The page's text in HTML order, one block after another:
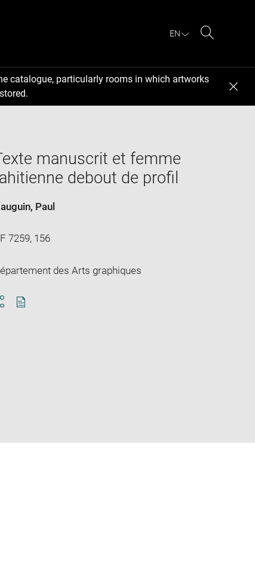
EN
catalogue, particularly rooms in which artworks
manuscrit et femme
debout de profil
Paul
7259, 156
des Arts graphiques